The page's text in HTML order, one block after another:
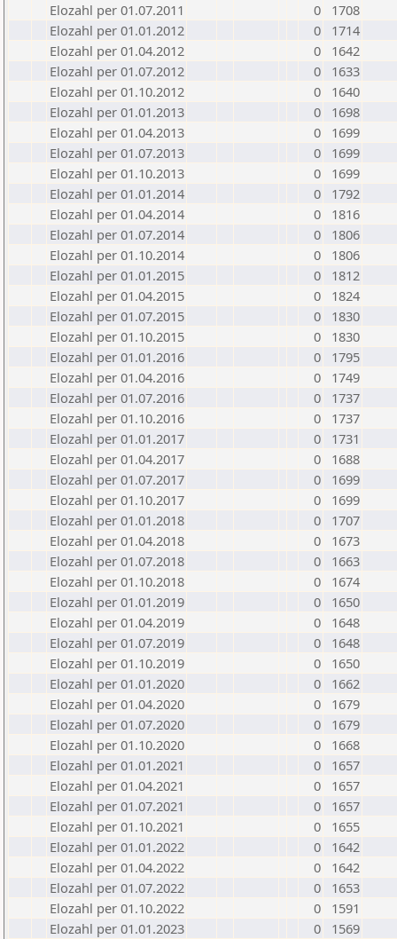
Elozahl per 01.07.2011
0
1708
Elozahl per 01.01.2012
0
1714
Elozahl per 01.04.2012
0
1642
Elozahl per 01.07.2012
0
1633
Elozahl per 01.10.2012
0
1640
Elozahl per 01.01.2013
0
1698
Elozahl per 01.04.2013
0
1699
Elozahl per 01.07.2013
0
1699
Elozahl per 01.10.2013
0
1699
Elozahl per 01.01.2014
0
1792
Elozahl per 01.04.2014
0
1816
Elozahl per 01.07.2014
0
1806
Elozahl per 01.10.2014
0
1806
Elozahl per 01.01.2015
0
1812
Elozahl per 01.04.2015
0
1824
Elozahl per 01.07.2015
0
1830
Elozahl per 01.10.2015
0
1830
Elozahl per 01.01.2016
0
1795
Elozahl per 01.04.2016
0
1749
Elozahl per 01.07.2016
0
1737
Elozahl per 01.10.2016
0
1737
Elozahl per 01.01.2017
0
1731
Elozahl per 01.04.2017
0
1688
Elozahl per 01.07.2017
0
1699
Elozahl per 01.10.2017
0
1699
Elozahl per 01.01.2018
0
1707
Elozahl per 01.04.2018
0
1673
Elozahl per 01.07.2018
0
1663
Elozahl per 01.10.2018
0
1674
Elozahl per 01.01.2019
0
1650
Elozahl per 01.04.2019
0
1648
Elozahl per 01.07.2019
0
1648
Elozahl per 01.10.2019
0
1650
Elozahl per 01.01.2020
0
1662
Elozahl per 01.04.2020
0
1679
Elozahl per 01.07.2020
0
1679
Elozahl per 01.10.2020
0
1668
Elozahl per 01.01.2021
0
1657
Elozahl per 01.04.2021
0
1657
Elozahl per 01.07.2021
0
1657
Elozahl per 01.10.2021
0
1655
Elozahl per 01.01.2022
0
1642
Elozahl per 01.04.2022
0
1642
Elozahl per 01.07.2022
0
1653
Elozahl per 01.10.2022
0
1591
Elozahl per 01.01.2023
0
1569